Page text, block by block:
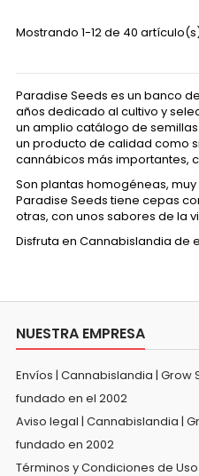
Mostrando 1-12 de 40
Paradise Seeds es un banco
años dedicado al cultivo y
un amplio catálogo de
un producto de calidad como
cannábicos más importantes,
Son plantas homogéneas,
Paradise Seeds tiene cepas
otras, con unos sabores de la
Disfruta en Cannabislandia de
NUESTRA EMPRESA
Envíos | Cannabislandia | Grow
fundado en el 2002
Aviso legal | Cannabislandia |
fundado en 2002
Términos y Condiciones de Uso